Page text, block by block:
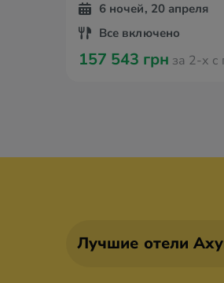
6 ночей, 20 апреля
Все включено
157 543 грн за 2-х с
Лучшие отели